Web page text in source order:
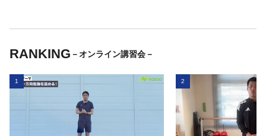
RANKING －オンライン講習会－
1 2